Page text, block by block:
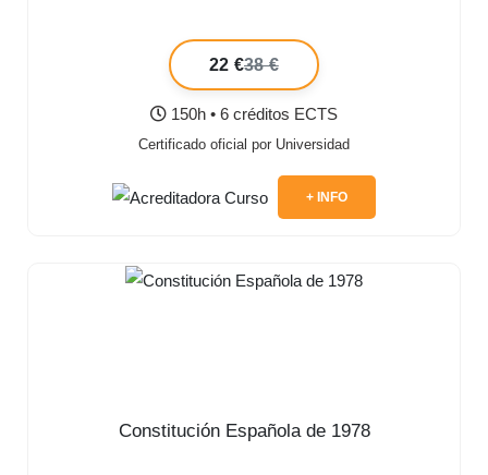
22 €38 €
150h • 6 créditos ECTS
Certificado oficial por Universidad
+ INFO
Constitución Española de 1978